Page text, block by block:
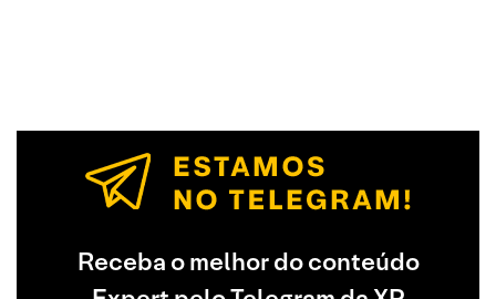
Receba o melhor do conteúdo